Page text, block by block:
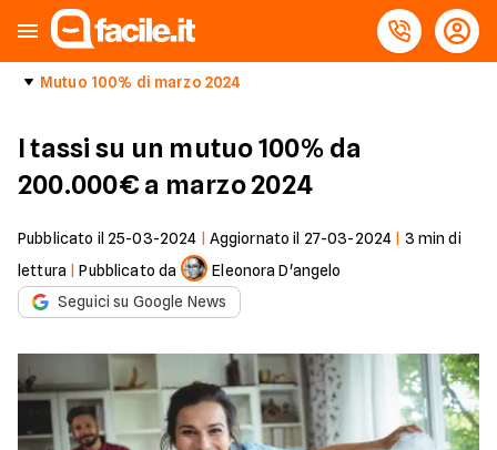
Mutuo 100% di marzo 2024
I tassi su un mutuo 100% da
200.000€ a marzo 2024
Pubblicato il 25-03-2024 Aggiornato il 27-03-2024 3 min di
lettura |Pubblicato da
Eleonora D'angelo
Seguici su Google News